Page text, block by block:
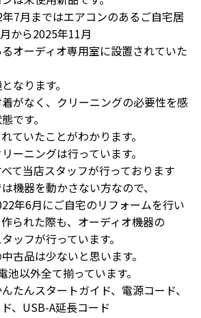
7月まではエアコンのあるご自宅居
から2025年11月
オーディオ専用室に設置されていた
なります。
がなく、クリーニングの必要性を感
です。
ていたことがわかります。
ーニングは行っています。
て当店スタッフが行っております
機器を動かさない方なので、
年6月にご自宅のリフォームを行い
られた際も、オーディオ機器の
ッフが行っています。
古品は少ないと思います。
池以外全て揃っています。
たんスタートガイド、電源コード、
、USB-A延長コード